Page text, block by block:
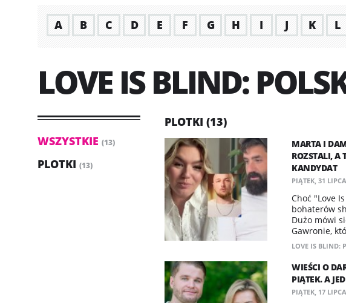
A B C D E F G H I J K L
LOVE IS BLIND:
WSZYSTKIE (13)
PLOTKI (13)
PLOTKI (13)
MARTA I
ROZSTALI, A
KANDYDAT
PIĄTEK, 31
Choć "Love
bohaterów
Dużo mówi
Gawronie,
LOVE IS BLIND:
WIEŚCI O
PIĄTEK. A
PIĄTEK, 17